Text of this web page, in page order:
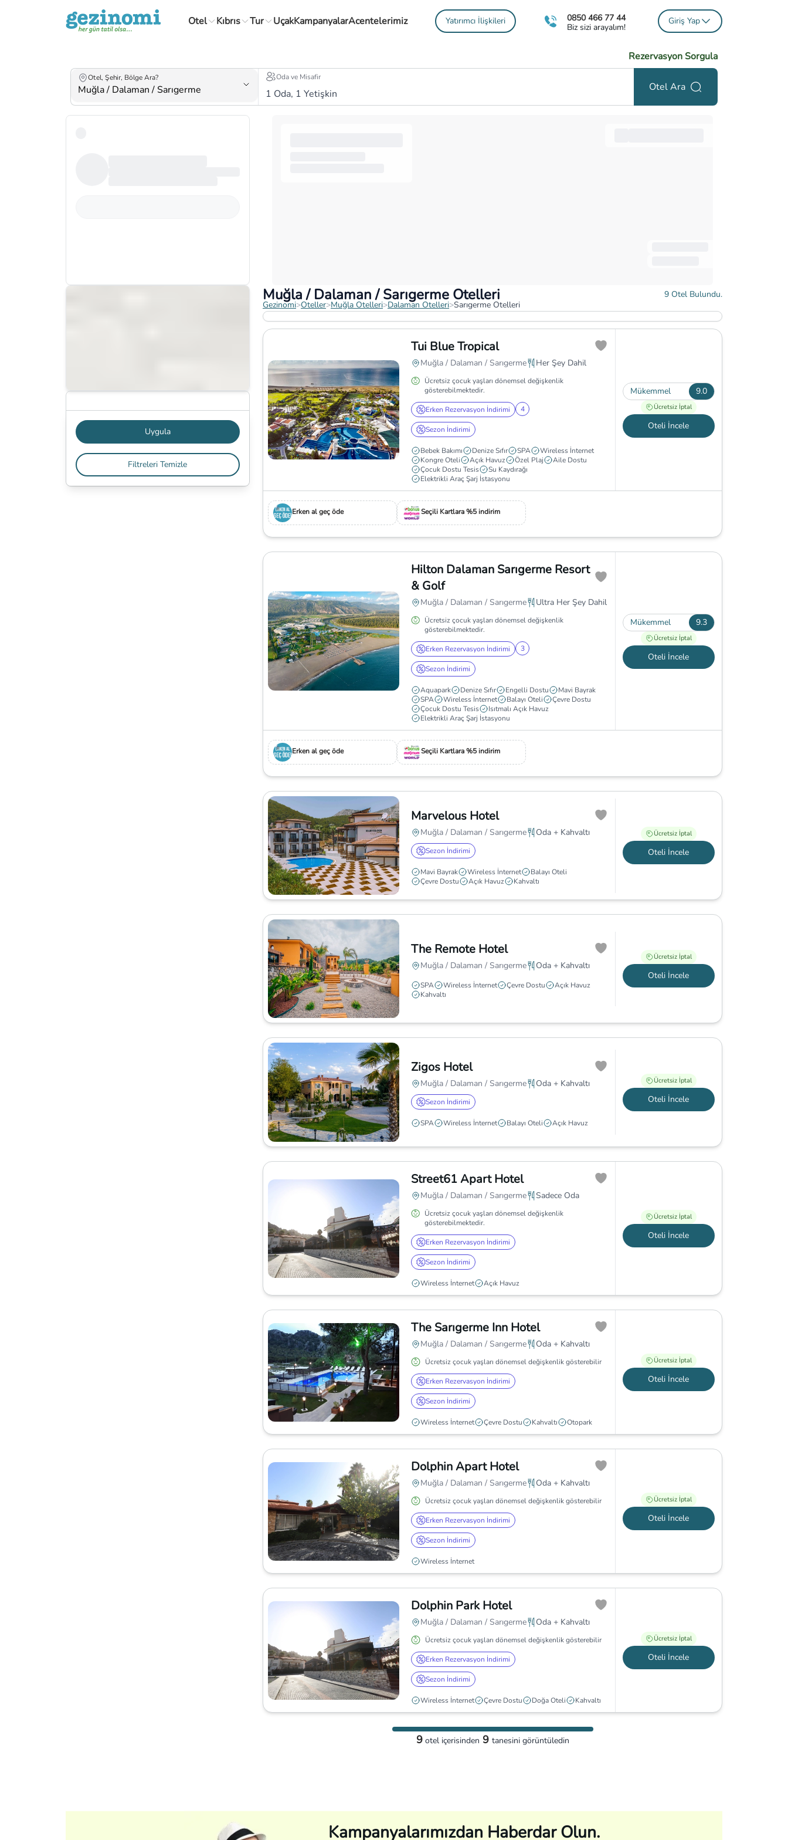
Otel Kıbrıs Tur UçakKampanyalarAcentelerimiz Yatırımcı İlişkileri
0850 466 77 44
Biz sizi arayalım!
Giriş Yap
Rezervasyon Sorgula
Otel, Şehir, Bölge Ara? Oda ve Misafir
1 Oda, 1 Yetişkin
Otel Ara
Uygula
Filtreleri Temizle
Muğla / Dalaman / Sarıgerme Otelleri 9 Otel Bulundu.
Gezinomi>Oteller>Muğla Otelleri>Dalaman Otelleri>Sarıgerme Otelleri
Tui Blue Tropical
Muğla / Dalaman / Sarıgerme Her Şey Dahil
Ücretsiz çocuk yaşları dönemsel değişkenlik
gösterebilmektedir.
Erken Rezervasyon İndirimi 4
Sezon İndirimi
Bebek Bakımı Denize Sıfır SPA
Wireless İnternet
Kongre Oteli
Açık Havuz Özel Plaj
Aile Dostu
Çocuk Dostu Tesis
Su Kaydırağı
Elektrikli Araç Şarj İstasyonu
Mükemmel 9.0
Ücretsiz İptal
Oteli İncele
Erken al geç öde Seçili Kartlara %5 indirim
Hilton Dalaman Sarıgerme Resort
& Golf
Muğla / Dalaman / Sarıgerme Ultra Her Şey Dahil
Ücretsiz çocuk yaşları dönemsel değişkenlik
gösterebilmektedir.
Erken Rezervasyon İndirimi 3
Sezon İndirimi
Aquapark Denize Sıfır Engelli Dostu
Mavi Bayrak
SPA
Wireless İnternet Balayı Oteli
Çevre Dostu
Çocuk Dostu Tesis
Isıtmalı Açık Havuz
Elektrikli Araç Şarj İstasyonu
Mükemmel 9.3
Ücretsiz İptal
Oteli İncele
Erken al geç öde Seçili Kartlara %5 indirim
Marvelous Hotel
Muğla / Dalaman / Sarıgerme Oda + Kahvaltı
Sezon İndirimi
Mavi Bayrak Wireless İnternet
Balayı Oteli
Çevre Dostu
Açık Havuz Kahvaltı
Ücretsiz İptal
Oteli İncele
The Remote Hotel
Muğla / Dalaman / Sarıgerme Oda + Kahvaltı
SPA Wireless İnternet Çevre Dostu
Açık Havuz
Kahvaltı
Ücretsiz İptal
Oteli İncele
Zigos Hotel
Muğla / Dalaman / Sarıgerme Oda + Kahvaltı
Sezon İndirimi
SPA Wireless İnternet Balayı Oteli Açık Havuz
Ücretsiz İptal
Oteli İncele
Street61 Apart Hotel
Muğla / Dalaman / Sarıgerme Sadece Oda
Ücretsiz çocuk yaşları dönemsel değişkenlik
gösterebilmektedir.
Erken Rezervasyon İndirimi
Sezon İndirimi
Wireless İnternet Açık Havuz
Ücretsiz İptal
Oteli İncele
The Sarıgerme Inn Hotel
Muğla / Dalaman / Sarıgerme Oda + Kahvaltı
Ücretsiz çocuk yaşları dönemsel değişkenlik gösterebilir
Erken Rezervasyon İndirimi
Sezon İndirimi
Wireless İnternet Çevre Dostu Kahvaltı Otopark
Ücretsiz İptal
Oteli İncele
Dolphin Apart Hotel
Muğla / Dalaman / Sarıgerme Oda + Kahvaltı
Ücretsiz çocuk yaşları dönemsel değişkenlik gösterebilir
Erken Rezervasyon İndirimi
Sezon İndirimi
Wireless İnternet
Ücretsiz İptal
Oteli İncele
Dolphin Park Hotel
Muğla / Dalaman / Sarıgerme Oda + Kahvaltı
Ücretsiz çocuk yaşları dönemsel değişkenlik gösterebilir
Erken Rezervasyon İndirimi
Sezon İndirimi
Wireless İnternet Çevre Dostu Doğa Oteli Kahvaltı
Ücretsiz İptal
Oteli İncele
9 oteliçerisinden 9 tanesini görüntüledin
Kampanyalarımızdan Haberdar Olun.